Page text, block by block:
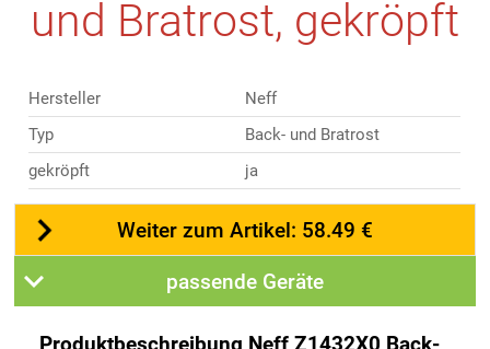
und Bratrost, gekröpft
Hersteller
Neff
Typ
Back- und Bratrost
gekröpft
ja
Weiter zum Artikel: 58.49 €
passende Geräte
Produktbeschreibung Neff Z1432X0 Back-